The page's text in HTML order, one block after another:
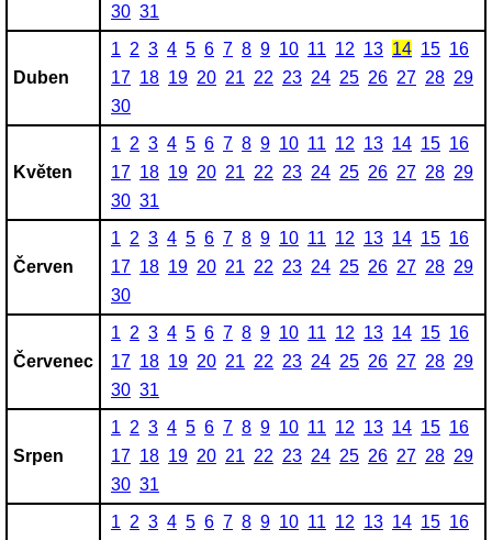
30 31
Duben
1 2 3 4 5 6 7 8 9 10 11 12 13 14 15 16
17 18 19 20 21 22 23 24 25 26 27 28 29
30
Květen
1 2 3 4 5 6 7 8 9 10 11 12 13 14 15 16
17 18 19 20 21 22 23 24 25 26 27 28 29
30 31
Červen
1 2 3 4 5 6 7 8 9 10 11 12 13 14 15 16
17 18 19 20 21 22 23 24 25 26 27 28 29
30
Červenec
1 2 3 4 5 6 7 8 9 10 11 12 13 14 15 16
17 18 19 20 21 22 23 24 25 26 27 28 29
30 31
Srpen
1 2 3 4 5 6 7 8 9 10 11 12 13 14 15 16
17 18 19 20 21 22 23 24 25 26 27 28 29
30 31
1 2 3 4 5 6 7 8 9 10 11 12 13 14 15 16